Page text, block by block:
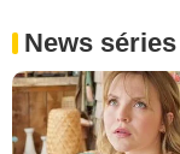
News séries